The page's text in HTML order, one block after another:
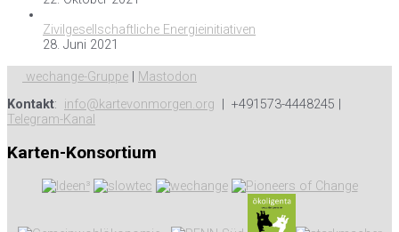
Zivilgesellschaftliche Energieinitiativen
28. Juni 2021
wechange-Gruppe
Mastodon
Kontakt: info@kartevonmorgen.org | +491573-4448245 |
Telegram-Kanal
Karten-Konsortium